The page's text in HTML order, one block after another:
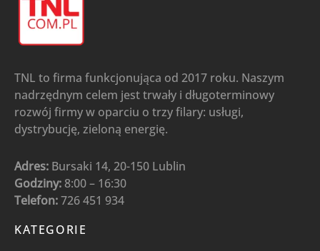
TNL to firma funkcjonująca od 2017 roku. Naszym
nadrzędnym celem jest trwały i długoterminowy
rozwój firmy w oparciu o trzy filary: usługi,
dystrybucję, zieloną energię.
Adres: Bursaki 14, 20-150 Lublin
Godziny: 8:00 – 16:30
Telefon:726 451 934
KATEGORIE